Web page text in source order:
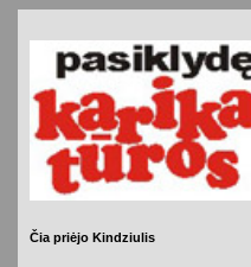
Čia priėjo Kindziulis